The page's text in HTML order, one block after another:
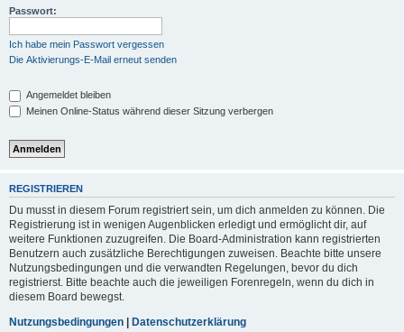
Passwort:
Ich habe mein Passwort vergessen
Die Aktivierungs-E-Mail erneut senden
Angemeldet bleiben
Meinen Online-Status während dieser Sitzung verbergen
REGISTRIEREN
Du musst in diesem Forum registriert sein, um dich anmelden zu können. Die
Registrierung ist in wenigen Augenblicken erledigt und ermöglicht dir, auf
weitere Funktionen zuzugreifen. Die Board-Administration kann registrierten
Benutzern auch zusätzliche Berechtigungen zuweisen. Beachte bitte unsere
Nutzungsbedingungen und die verwandten Regelungen, bevor du dich
registrierst. Bitte beachte auch die jeweiligen Forenregeln, wenn du dich in
diesem Board bewegst.
Nutzungsbedingungen | Datenschutzerklärung